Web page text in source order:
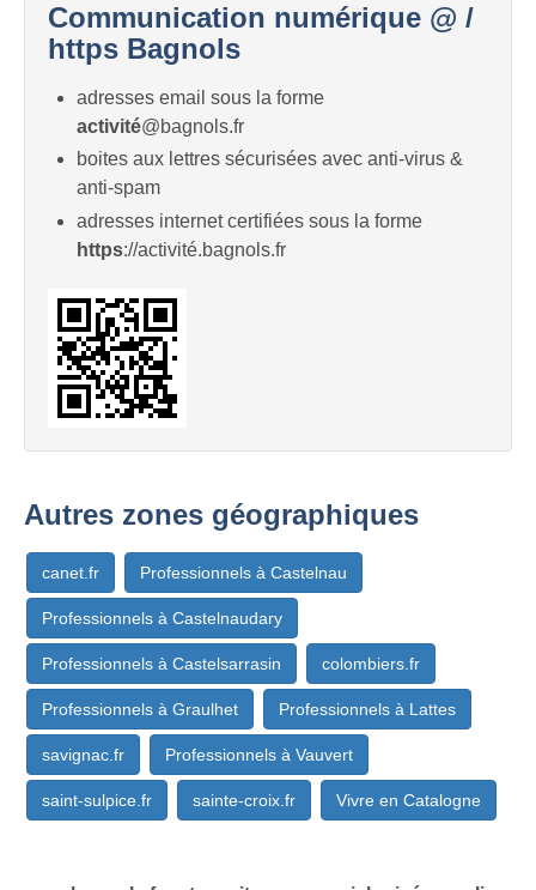
Communication numérique @ /
https Bagnols
adresses email sous la forme
activité@bagnols.fr
boites aux lettres sécurisées avec anti-virus &
anti-spam
adresses internet certifiées sous la forme
https://activité.bagnols.fr
Autres zones géographiques
canet.fr Professionnels à Castelnau
Professionnels à Castelnaudary
Professionnels à Castelsarrasin colombiers.fr
Professionnels à Graulhet Professionnels à Lattes
savignac.fr Professionnels à Vauvert
saint-sulpice.fr sainte-croix.fr Vivre en Catalogne